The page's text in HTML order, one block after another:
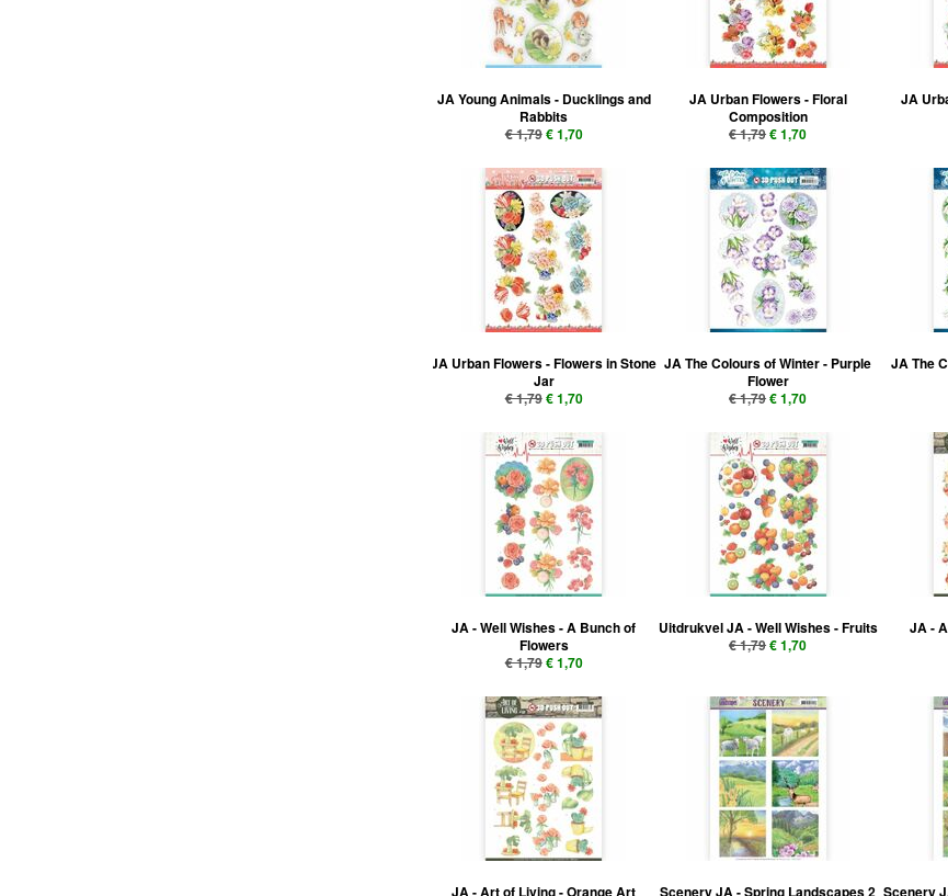
JA Young Animals - Ducklings and
Rabbits
€ 1,79€ 1,70
JA Urban Flowers - Floral
Composition
€ 1,79€ 1,70
JA
JA Urban Flowers - Flowers in Stone
Jar
€ 1,79€ 1,70
JA The Colours of Winter - Purple
Flower
€ 1,79€ 1,70
JA The
JA - Well Wishes - A Bunch of
Flowers
€ 1,79€ 1,70
Uitdrukvel JA - Well Wishes - Fruits
€ 1,79€ 1,70
JA -
JA - Art of Living - Orange Art Scenery JA - Spring Landscapes 2 Scenery